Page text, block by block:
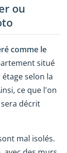
ou
comme le
situé
selon la
ce que l'on
décrit
mal isolés.